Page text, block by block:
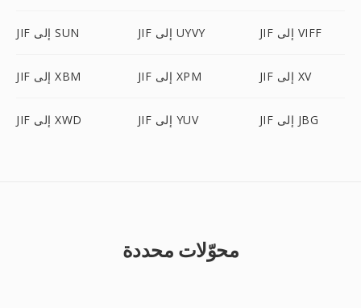
JIF إلى SUN JIF إلى UYVY JIF إلى VIFF
JIF إلى XBM JIF إلى XPM JIF إلى XV
JIF إلى XWD JIF إلى YUV JIF إلى JBG
محوّلات محددة